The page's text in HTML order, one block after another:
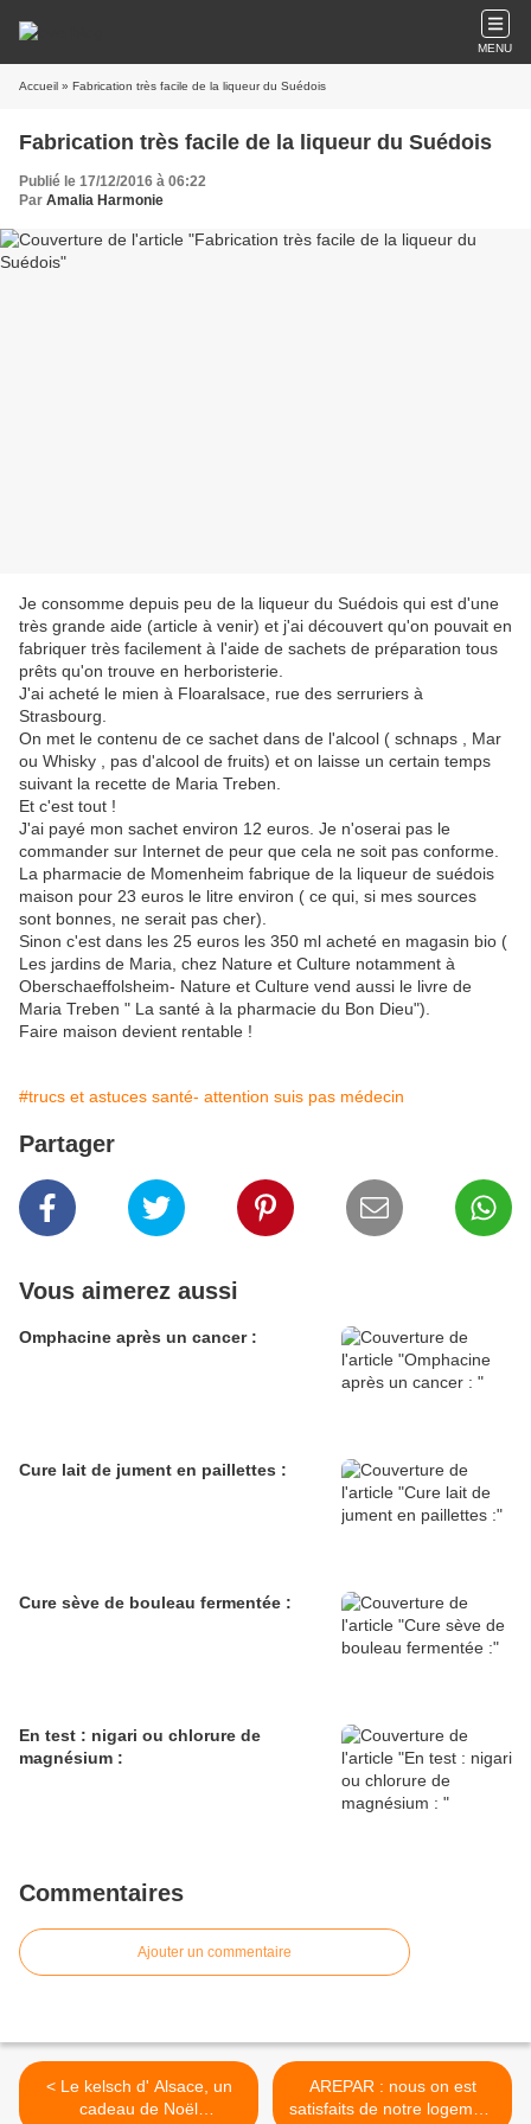
MENU
Accueil » Fabrication très facile de la liqueur du Suédois
Fabrication très facile de la liqueur du Suédois
Publié le 17/12/2016 à 06:22
Par Amalia Harmonie
Je consomme depuis peu de la liqueur du Suédois qui est d'une
très grande aide (article à venir) et j'ai découvert qu'on pouvait en
fabriquer très facilement à l'aide de sachets de préparation tous
prêts qu'on trouve en herboristerie.
J'ai acheté le mien à Floaralsace, rue des serruriers à
Strasbourg.
On met le contenu de ce sachet dans de l'alcool ( schnaps , Mar
ou Whisky , pas d'alcool de fruits) et on laisse un certain temps
suivant la recette de Maria Treben.
Et c'est tout !
J'ai payé mon sachet environ 12 euros. Je n'oserai pas le
commander sur Internet de peur que cela ne soit pas conforme.
La pharmacie de Momenheim fabrique de la liqueur de suédois
maison pour 23 euros le litre environ ( ce qui, si mes sources
sont bonnes, ne serait pas cher).
Sinon c'est dans les 25 euros les 350 ml acheté en magasin bio (
Les jardins de Maria, chez Nature et Culture notamment à
Oberschaeffolsheim- Nature et Culture vend aussi le livre de
Maria Treben " La santé à la pharmacie du Bon Dieu").
Faire maison devient rentable !
#trucs et astuces santé- attention suis pas médecin
Partager
Vous aimerez aussi
Omphacine après un cancer :
Cure lait de jument en paillettes :
Cure sève de bouleau fermentée :
En test : nigari ou chlorure de
magnésium :
Commentaires
Ajouter un commentaire
< Le kelsch d' Alsace, un
cadeau de Noël
AREPAR : nous on est
satisfaits de notre logement